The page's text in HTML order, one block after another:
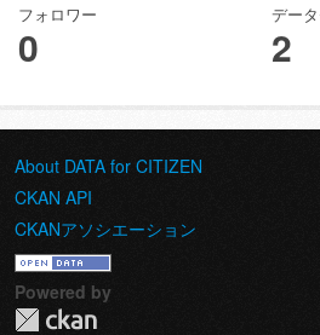
フォロワー
0
デー
2
About DATA for CITIZEN
CKAN API
CKANアソシエーション
Powered by